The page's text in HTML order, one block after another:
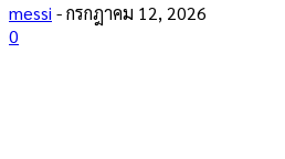
messi -กรกฎาคม 12, 2026
0